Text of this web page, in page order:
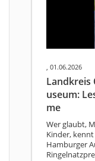
, 01.06.2026
Landkreis
useum:
me
Wer glaubt,
Kinder,
Hamburger